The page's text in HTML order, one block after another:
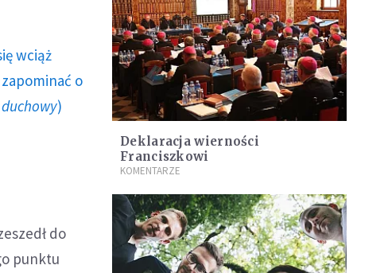
wciąż
o
)
do
punktu
Deklaracja wierności
Franciszkowi
KOMENTARZE